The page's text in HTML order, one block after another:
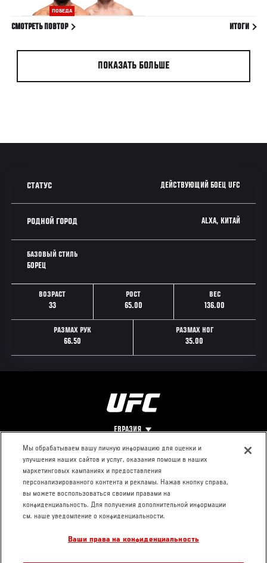
ПОБЕДА
СМОТРЕТЬ ПОВТОР ИТОГИ
ПОКАЗАТЬ БОЛЬШЕ
СТАТУС ДЕЙСТВУЮЩИЙ БОЕЦ UFC
РОДНОЙ ГОРОД ALXA, КИТАЙ
БАЗОВЫЙ СТИЛЬ
БОРЕЦ
ВОЗРАСТ
33
РОСТ
65.00
ВЕС
136.00
РАЗМАХ РУК
66.50
РАЗМАХ НОГ
35.00
ЕВРАЗИЯ
Footer
О UFC
Про ММА
Социальная
ответственность
КОНТАКТЫ
Пресс-центр
Условия
использования
Мы обрабатываем вашу личную информацию для оценки и
улучшения наших сайтов и услуг, оказания помощи в наших
маркетинговых кампаниях и предоставления
персонализированного контента и рекламы. Нажав кнопку справа,
вы можете воспользоваться своими правами на
конфиденциальность. Для получения дополнительной информации
см. наше уведомление о конфиденциальности.
Ваши права на конфиденциальность